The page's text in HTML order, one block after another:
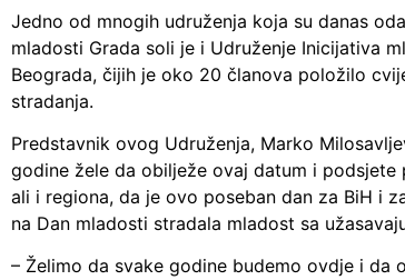
Jedno od mnogih udruženja koja su danas
mladosti Grada soli je i Udruženje Inicijativa
Beograda, čijih je oko 20 članova položilo
stradanja.
Predstavnik ovog Udruženja, Marko
godine žele da obilježe ovaj datum i podsjete
ali i regiona, da je ovo poseban dan za BiH i
na Dan mladosti stradala mladost sa
– Želimo da svake godine budemo ovdje i da